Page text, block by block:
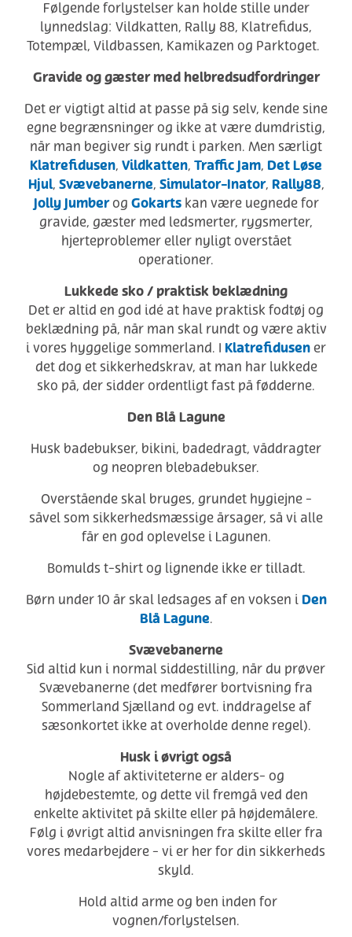
Følgende forlystelser kan holde stille under
lynnedslag: Vildkatten, Rally 88, Klatrefidus,
Totempæl, Vildbassen, Kamikazen og Parktoget.
Gravide og gæster med helbredsudfordringer
Det er vigtigt altid at passe på sig selv, kende sine
egne begrænsninger og ikke at være dumdristig,
når man begiver sig rundt i parken. Men særligt
Klatrefidusen, Vildkatten, Traffic Jam, Det Løse
Hjul, Svævebanerne, Simulator-Inator, Rally88,
Jolly Jumberog Gokartskan være uegnede for
gravide, gæster med ledsmerter, rygsmerter,
hjerteproblemer eller nyligt overstået
operationer.
Lukkede sko / praktisk beklædning
Det er altid en god idé at have praktisk fodtøj og
beklædning på, når man skal rundt og være aktiv
i vores hyggelige sommerland. I Klatrefidusen er
det dog et sikkerhedskrav, at man har lukkede
sko på, der sidder ordentligt fast på fødderne.
Den Blå Lagune
Husk badebukser, bikini, badedragt, våddragter
og neopren blebadebukser.
Overstående skal bruges, grundet hygiejne -
såvel som sikkerhedsmæssige årsager, så vi alle
får en god oplevelse i Lagunen.
Bomulds t-shirt og lignende ikke er tilladt.
Børn under 10 år skal ledsages af en voksen i Den
Blå Lagune.
Svævebanerne
Sid altid kun i normal siddestilling, når du prøver
Svævebanerne (det medfører bortvisning fra
Sommerland Sjælland og evt. inddragelse af
sæsonkortet ikke at overholde denne regel).
Husk i øvrigt også
Nogle af aktiviteterne er alders- og
højdebestemte, og dette vil fremgå ved den
enkelte aktivitet på skilte eller på højdemålere.
Følg i øvrigt altid anvisningen fra skilte eller fra
vores medarbejdere - vi er her for din sikkerheds
skyld.
Hold altid arme og ben inden for
vognen/forlystelsen.